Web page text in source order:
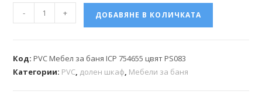
- + ДОБАВЯНЕ В КОЛИЧКАТА
Код:PVC Мебел за баня ICP 754655 цвят PS083
Категории: PVC, долен шкаф, Мебели за баня